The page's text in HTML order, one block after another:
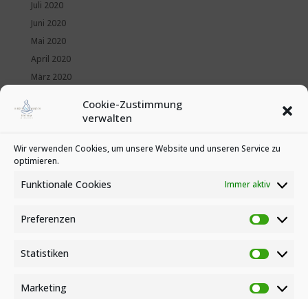
Cookie-Zustimmung
verwalten
Wir verwenden Cookies, um unsere Website und unseren Service zu
optimieren.
Funktionale Cookies Immer aktiv
Preferenzen
Statistiken
Marketing Marketing
Juli 2020
Juni 2020
Mai 2020
April 2020
März 2020
Januar 2020
Kategorien
News
Veranstaltungen